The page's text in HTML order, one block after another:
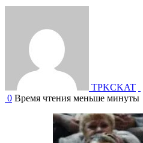
TPKCKAT
0 Время чтения меньше минуты